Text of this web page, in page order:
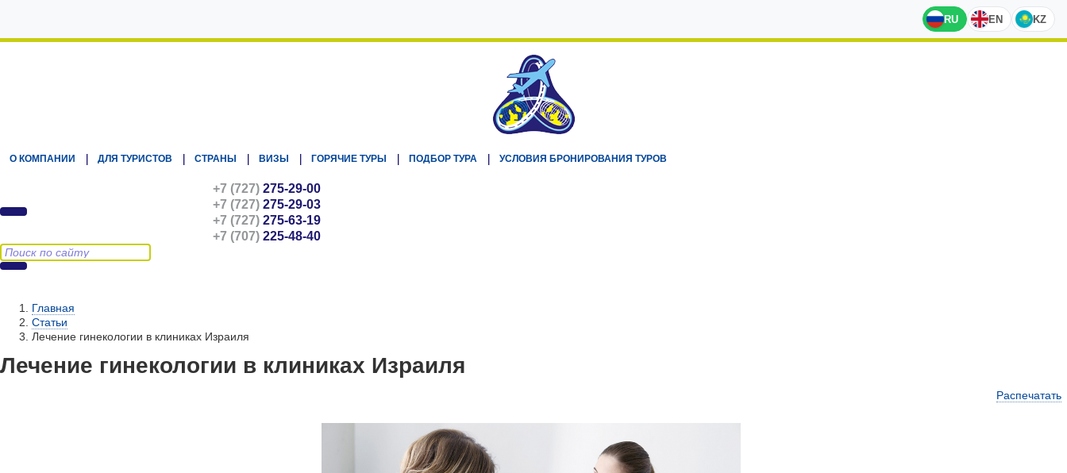
RU EN KZ
О КОМПАНИИ ДЛЯ ТУРИСТОВ СТРАНЫ ВИЗЫ ГОРЯЧИЕ ТУРЫ ПОДБОР ТУРА УСЛОВИЯ БРОНИРОВАНИЯ ТУРОВ
+7 (727) 275-29-00
+7 (727) 275-29-03
+7 (727) 275-63-19
+7 (707) 225-48-40
Главная
Статьи
Лечение гинекологии в клиниках Израиля
Лечение гинекологии в клиниках Израиля
Распечатать